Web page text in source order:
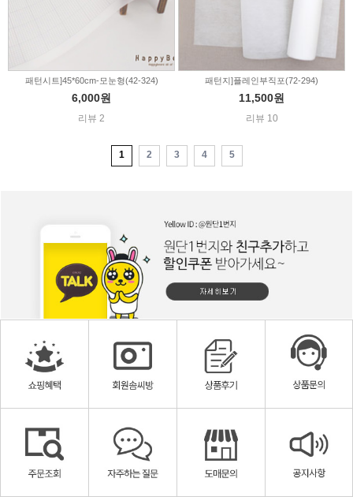
패턴시트]45*60cm-모눈형(42-324)
6,000원
리뷰 2
패턴지]플레인부직포(72-294)
11,500원
리뷰 10
1 2 3 4 5